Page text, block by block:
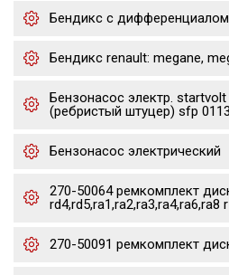
Бендикс с
Бендикс renault: megane,
Бензонасос электр.
(ребристый штуцер) sfp 0113
Бензонасос электрический
270-50064 ремкомплект
rd4,rd5,ra1,ra2,ra3,ra4,ra6,ra8 r
270-50091 ремкомплект